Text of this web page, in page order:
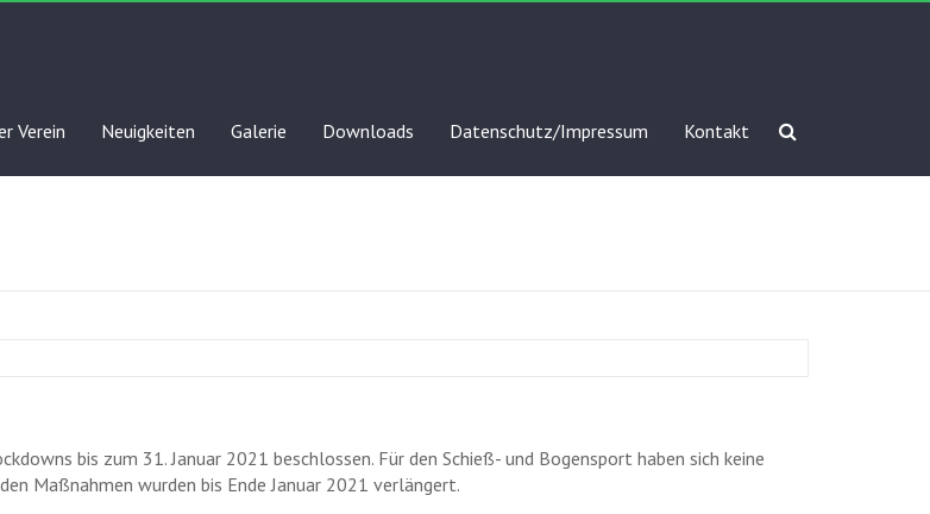
Verein Neuigkeiten Galerie Downloads Datenschutz/Impressum Kontakt
bis zum 31. Januar 2021 beschlossen. Für den Schieß- und Bogensport haben sich keine
Maßnahmen wurden bis Ende Januar 2021 verlängert.